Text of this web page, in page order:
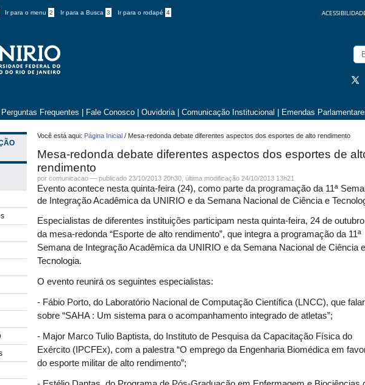
Ir para o menu 2 Ir para a Busca 3 Ir para o rodapé 4
Perguntas Frequentes Fale Conosco Ouvidoria Comunicação Institucional Emendas
Você está aqui: Página Inicial / Mesa-redonda debate diferentes aspectos dos esportes de alto rendimento
Mesa-redonda debate diferentes aspectos dos esportes de
rendimento
por comunicacao —publicado 23/10/2013 20h30,última modificação 24/10/2013 13h21
Evento acontece nesta quinta-feira (24), como parte da programação da 11ª
de Integração Acadêmica da UNIRIO e da Semana Nacional de Ciência e
Especialistas de diferentes instituições participam nesta quinta-feira, 24 de
da mesa-redonda “Esporte de alto rendimento”, que integra a programação da 11ª
Semana de Integração Acadêmica da UNIRIO e da Semana Nacional de Ciência e
Tecnologia.
O evento reunirá os seguintes especialistas:
- Fábio Porto, do Laboratório Nacional de Computação Científica (LNCC), que
sobre “SAHA : Um sistema para o acompanhamento integrado de atletas”;
- Major Marco Tulio Baptista, do Instituto de Pesquisa da Capacitação Física do
Exército (IPCFEx), com a palestra “O emprego da Engenharia Biomédica em
do esporte militar de alto rendimento”;